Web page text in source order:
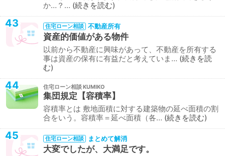
か…？… 続きを読む
43 住宅ローン相談 不動産所有
資産的価値がある物件
以前から不動産に興味があって、不動産を所有する
事は資産の保有に有益だと考えていま… 続きを読
む
44 住宅ローン相談
集団規定【容積率】
容積率とは 敷地面積に対する建築物の延べ面積の割
合をいう。容積率＝延べ面積（各… 続きを読む
45 住宅ローン相談 まとめて解消
大変でしたが、大満足です。